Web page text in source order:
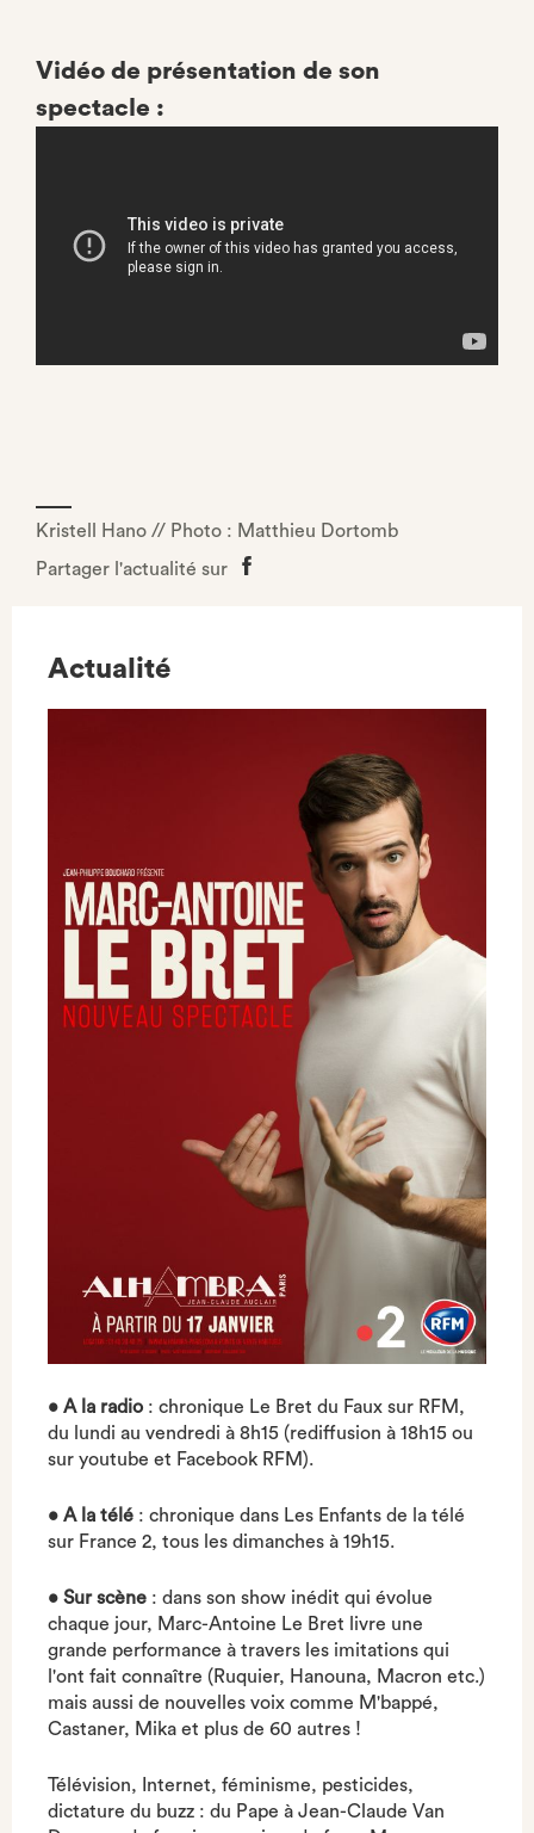
Vidéo de présentation de son
spectacle :
Kristell Hano // Photo : Matthieu Dortomb
Partager l'actualité sur
Partager
Actualité
• A la radio : chronique Le Bret du Faux sur RFM,
du lundi au vendredi à 8h15 (rediffusion à 18h15 ou
sur youtube et Facebook RFM).
• A la télé : chronique dans Les Enfants de la télé
sur France 2, tous les dimanches à 19h15.
• Sur scène : dans son show inédit qui évolue
chaque jour, Marc-Antoine Le Bret livre une
grande performance à travers les imitations qui
l'ont fait connaître (Ruquier, Hanouna, Macron etc.)
mais aussi de nouvelles voix comme M'bappé,
Castaner, Mika et plus de 60 autres !
Télévision, Internet, féminisme, pesticides,
dictature du buzz : du Pape à Jean-Claude Van